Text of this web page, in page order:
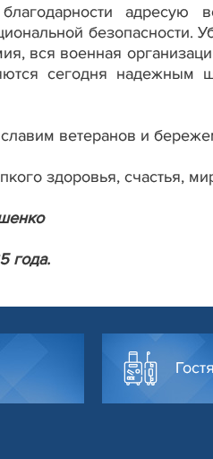
адресую
безопасности.
вся военная
сегодня надежным
ветеранов и
здоровья, счастья,
года.